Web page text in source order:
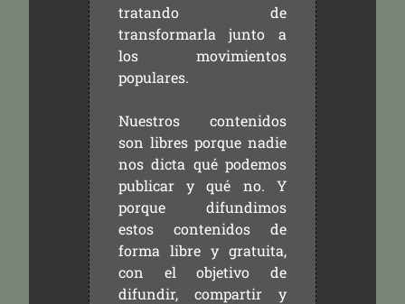
tratando de
transformarla junto a
los movimientos
populares.
Nuestros contenidos
son libres porque nadie
nos dicta qué podemos
publicar y qué no. Y
porque difundimos
estos contenidos de
forma libre y gratuita,
con el objetivo de
difundir, compartir y